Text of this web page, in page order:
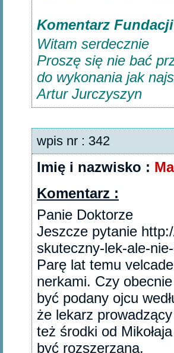
Komentarz
Witam serdecznie
Proszę się nie bać
do wykonania jak
Artur Jurczyszyn
wpis nr : 342
Imię i nazwisko :
Komentarz :
Panie Doktorze
Jeszcze pytanie
skuteczny-lek-ale-
Parę lat temu
nerkami. Czy
być podany ojcu
że lekarz
też środki od
być rozszerzana.‎